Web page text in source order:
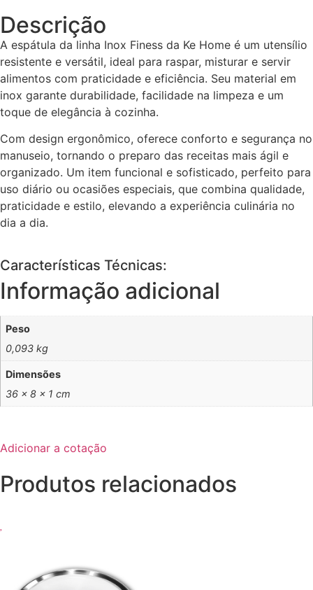
Descrição
A espátula da linha Inox Finess da Ke Home é um utensílio
resistente e versátil, ideal para raspar, misturar e servir
alimentos com praticidade e eficiência. Seu material em
inox garante durabilidade, facilidade na limpeza e um
toque de elegância à cozinha.
Com design ergonômico, oferece conforto e segurança no
manuseio, tornando o preparo das receitas mais ágil e
organizado. Um item funcional e sofisticado, perfeito para
uso diário ou ocasiões especiais, que combina qualidade,
praticidade e estilo, elevando a experiência culinária no
dia a dia.
Características Técnicas:
Informação adicional
Peso
0,093 kg
Dimensões
36 × 8 × 1 cm
Adicionar a cotação
Produtos relacionados